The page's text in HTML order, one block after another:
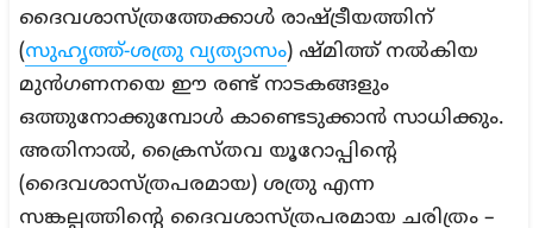
ദൈവശാസ്ത്രത്തേക്കാൾ രാഷ്ട്രീയത്തിന്
(സുഹൃത്ത്-ശത്രു വ്യത്യാസം) ഷ്മിത്ത് നൽകിയ
മുൻഗണനയെ ഈ രണ്ട് നാടകങ്ങളും
ഒത്തുനോക്കുമ്പോൾ കാണ്ടെടുക്കാൻ സാധിക്കും.
അതിനാൽ, ക്രൈസ്തവ യൂറോപ്പിന്റെ
(ദൈവശാസ്ത്രപരമായ) ശത്രു എന്ന
സങ്കല്പത്തിന്റെ ദൈവശാസ്ത്രപരമായ ചരിത്രം –